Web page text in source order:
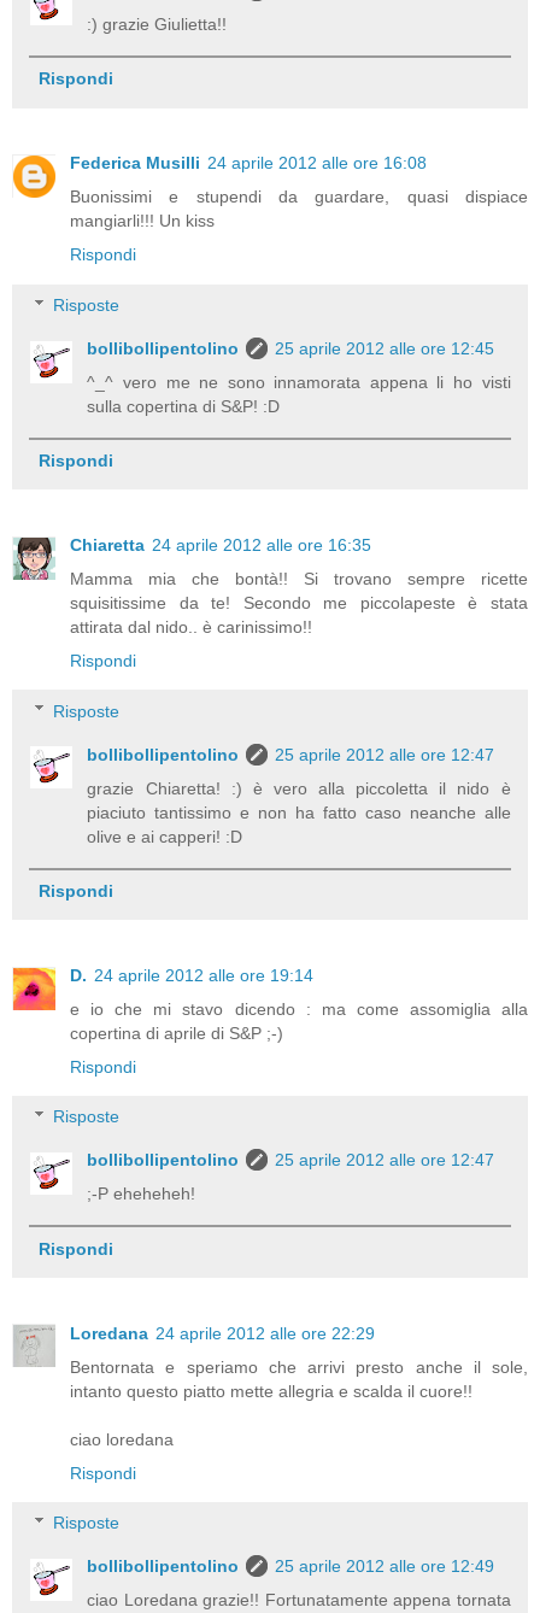
:) grazie Giulietta!!
Rispondi
Federica Musilli 24 aprile 2012 alle ore 16:08
Buonissimi e stupendi da guardare, quasi dispiace
mangiarli!!! Un kiss
Rispondi
Risposte
bollibollipentolino
25 aprile 2012 alle ore 12:45
^_^ vero me ne sono innamorata appena li ho visti
sulla copertina di S&P! :D
Rispondi
Chiaretta 24 aprile 2012 alle ore 16:35
Mamma mia che bontà!! Si trovano sempre ricette
squisitissime da te! Secondo me piccolapeste è stata
attirata dal nido.. è carinissimo!!
Rispondi
Risposte
bollibollipentolino
25 aprile 2012 alle ore 12:47
grazie Chiaretta! :) è vero alla piccoletta il nido è
piaciuto tantissimo e non ha fatto caso neanche alle
olive e ai capperi! :D
Rispondi
D. 24 aprile 2012 alle ore 19:14
e io che mi stavo dicendo : ma come assomiglia alla
copertina di aprile di S&P ;-)
Rispondi
Risposte
bollibollipentolino
25 aprile 2012 alle ore 12:47
;-P eheheheh!
Rispondi
Loredana 24 aprile 2012 alle ore 22:29
Bentornata e speriamo che arrivi presto anche il sole,
intanto questo piatto mette allegria e scalda il cuore!!
ciao loredana
Rispondi
Risposte
bollibollipentolino
25 aprile 2012 alle ore 12:49
ciao Loredana grazie!! Fortunatamente appena tornata